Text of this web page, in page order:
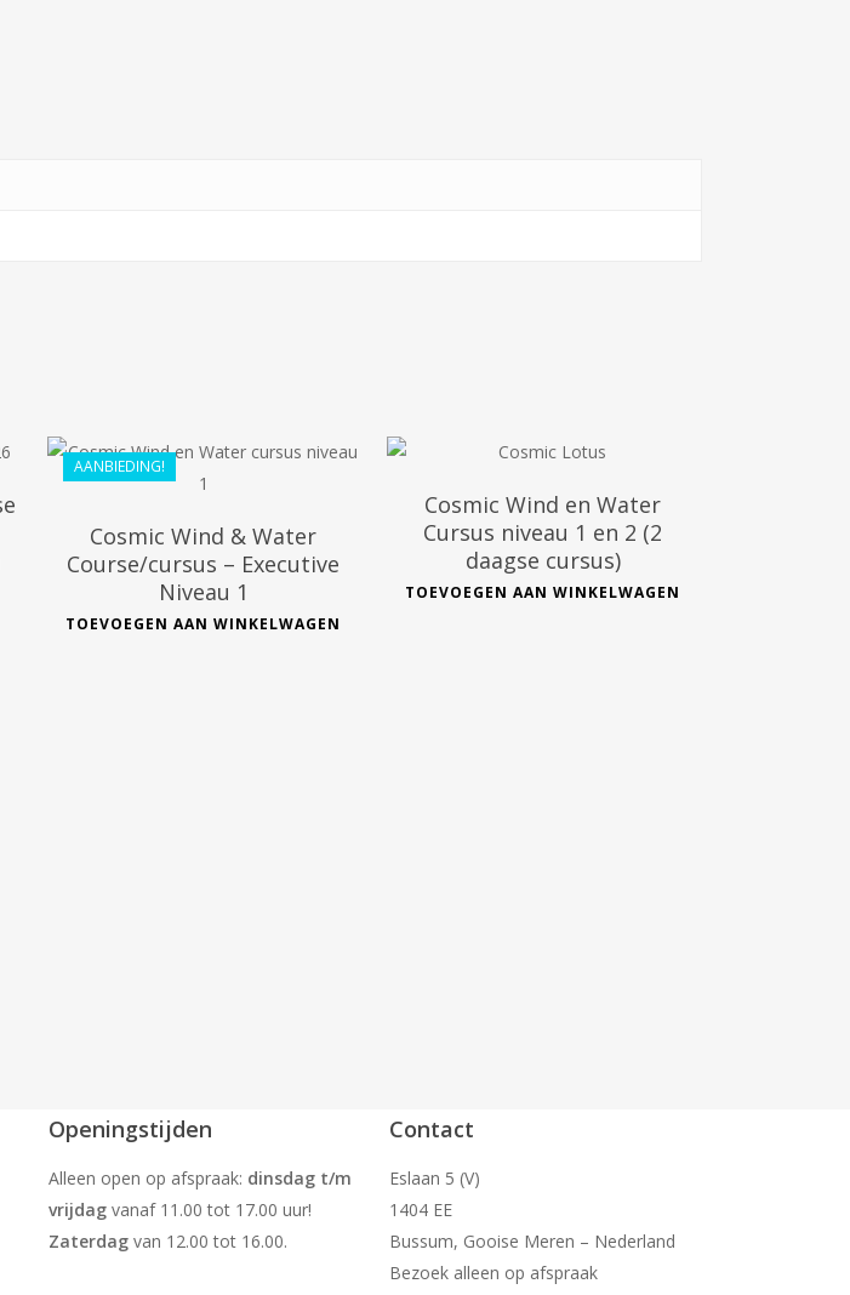
AANBIEDING!
€
Cosmic Wind & Water
Course/cursus – Executive
Niveau 1
TOEVOEGEN AAN WINKELWAGEN
Cosmic Wind en Water
Cursus niveau 1 en 2 (2
daagse cursus)
TOEVOEGEN AAN WINKELWAGEN
Openingstijden
Alleen open op afspraak: dinsdag t/m
vrijdag vanaf 11.00 tot 17.00 uur!
Zaterdag van 12.00 tot 16.00.
Contact
Eslaan 5 (V)
1404 EE
Bussum, Gooise Meren – Nederland
Bezoek alleen op afspraak